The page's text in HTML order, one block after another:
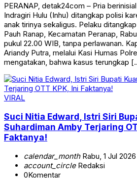
PERANAP, detak24com – Pria
Indragiri Hulu (Inhu) ditangkap polisi
anak tirinya sekaligus. Pelaku
Pauh Ranap, Kecamatan Peranap,
pukul 22.00 WIB, tanpa perlawanan.
Ariandy Putra, melalui Kasi Humas
mengatakan, bahwa kasus terungkap
VIRAL
Suci Nitia Edward, Istri Siri
Suhardiman Amby Terjaring
Faktanya!
calendar_monthRabu, 1 Jul 2026
account_circleRedaksi
0Komentar